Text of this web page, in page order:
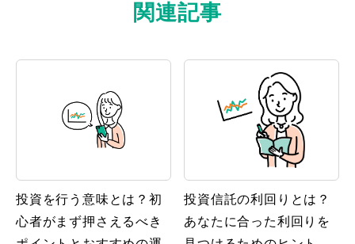
関連記事
投資を行う意味とは？初
心者がまず押さえるべき
投資信託の利回りとは？
あなたに合った利回りを